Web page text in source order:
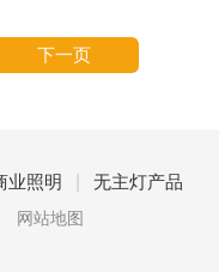
下一页
业照明 | 无主灯产品
网站地图